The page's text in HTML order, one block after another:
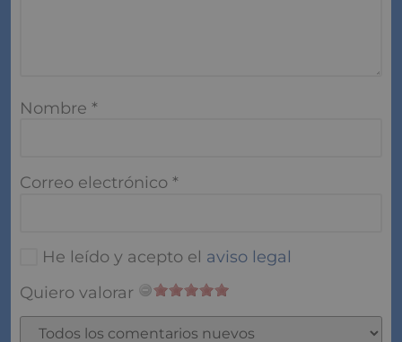
He leído y acepto elaviso legal
Quiero valorar